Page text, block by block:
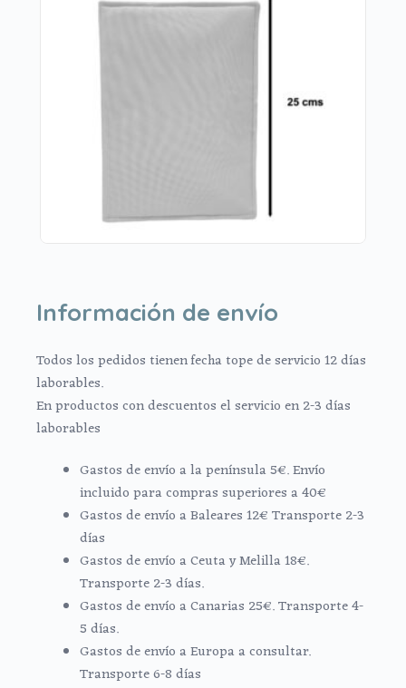
Información de envío
Todos los pedidos tienen fecha tope de servicio 12 días
laborables.
En productos con descuentos el servicio en 2-3 días
laborables
Gastos de envío a la península 5€. Envío
incluido para compras superiores a 40€
Gastos de envío a Baleares 12€ Transporte 2-3
días
Gastos de envío a Ceuta y Melilla 18€.
Transporte 2-3 días.
Gastos de envío a Canarias 25€. Transporte 4-
5 días.
Gastos de envío a Europa a consultar.
Transporte 6-8 días